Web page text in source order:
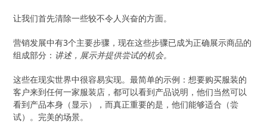
让我们首先清除一些较不令人兴奋的方面。
营销发展中有3个主要步骤，现在这些步骤已成为正确展示商品的
组成部分： 讲述，展示并提供尝试的机会。
这些在现实世界中很容易实现。最简单的示例：想要购买服装的
客户来到任何一家服装店，都可以看到产品说明，他们当然可以
看到产品本身（显示），而真正重要的是，他们能够适合（尝
试）。完美的场景。